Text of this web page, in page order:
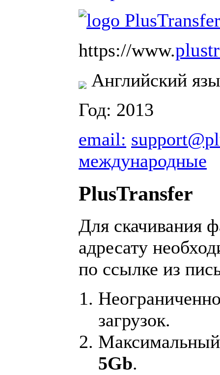
https://www.
Английский
Год: 2013
email:
международные
PlusTransfer
Для скачивания
адресату
по ссылке из
загрузок.
5Gb.